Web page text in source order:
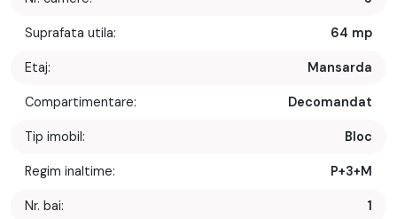
Suprafata utila: 64 mp
Etaj: Mansarda
Compartimentare: Decomandat
Tip imobil: Bloc
Regim inaltime: P+3+M
Nr. bai: 1